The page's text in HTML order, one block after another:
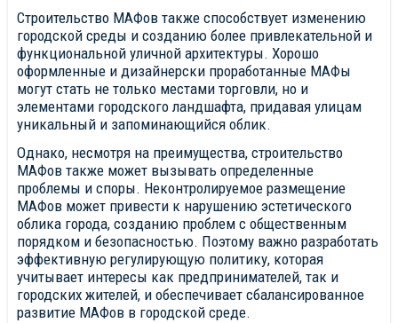
Строительство МАФов также способствует изменению
городской среды и созданию более привлекательной и
функциональной уличной архитектуры. Хорошо
оформленные и дизайнерски проработанные МАФы
могут стать не только местами торговли, но и
элементами городского ландшафта, придавая улицам
уникальный и запоминающийся облик.
Однако, несмотря на преимущества, строительство
МАФов также может вызывать определенные
проблемы и споры. Неконтролируемое размещение
МАФов может привести к нарушению эстетического
облика города, созданию проблем с общественным
порядком и безопасностью. Поэтому важно разработать
эффективную регулирующую политику, которая
учитывает интересы как предпринимателей, так и
городских жителей, и обеспечивает сбалансированное
развитие МАФов в городской среде.